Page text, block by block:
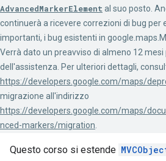
AdvancedMarkerElemental suo posto.
continuerà a ricevere correzioni di bug per
importanti, i bug esistenti in
Verrà dato un preavviso di almeno 12
dell'assistenza. Per ulteriori dettagli,
https://developers.google.com/maps/
migrazione all'indirizzo
https://developers.google.com/maps/
nced-markers/migration.
Questo corso si estende